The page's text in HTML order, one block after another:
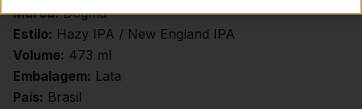
Marca:Dogma
Estilo: Hazy IPA / New England IPA
Volume: 473 ml
Embalagem: Lata
País: Brasil